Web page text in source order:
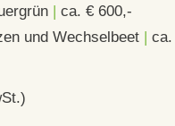
| ca. € 600,-
und Wechselbeet | ca.